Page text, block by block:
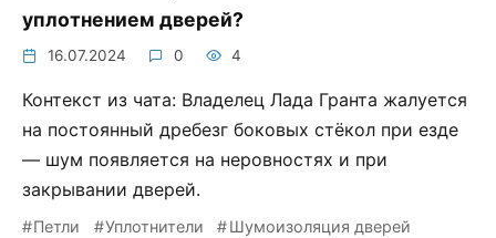
уплотнением дверей?
16.07.2024 0 4
Контекст из чата: Владелец Лада Гранта жалуется
на постоянный дребезг боковых стёкол при езде
— шум появляется на неровностях и при
закрывании дверей.
Петли Уплотнители Шумоизоляция дверей